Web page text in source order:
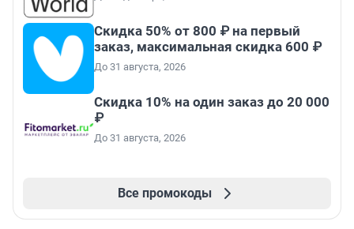
Скидка 50% от 800 ₽ на первый
заказ, максимальная скидка 600 ₽
До 31 августа, 2026
Скидка 10% на один заказ до 20 000
₽
До 31 августа, 2026
Все промокоды